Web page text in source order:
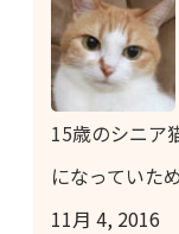
15歳のシニア
になっていた
11月 4, 2016